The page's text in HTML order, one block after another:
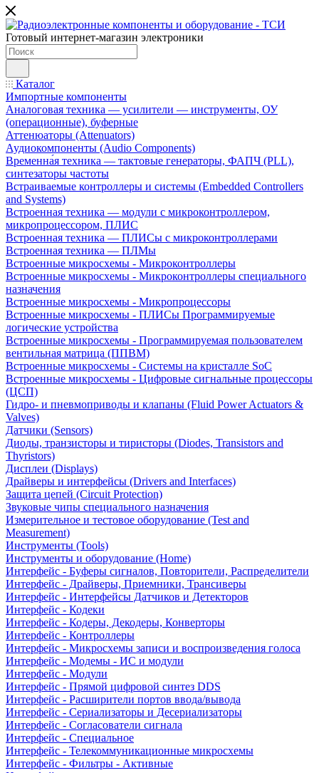
Готовый интернет-магазин электроники
Каталог
Импортные компоненты
Аналоговая техника — усилители — инструменты, ОУ
(операционные), буферные
Аттенюаторы (Attenuators)
Аудиокомпоненты (Audio Components)
Временна́я техника — тактовые генераторы, ФАПЧ (PLL),
синтезаторы частоты
Встраиваемые контроллеры и системы (Embedded Controllers
and Systems)
Встроенная техника — модули с микроконтроллером,
микропроцессором, ПЛИС
Встроенная техника — ПЛИСы с микроконтроллерами
Встроенная техника — ПЛМы
Встроенные микросхемы - Микроконтроллеры
Встроенные микросхемы - Микроконтроллеры специального
назначения
Встроенные микросхемы - Микропроцессоры
Встроенные микросхемы - ПЛИСы Программируемые
логические устройства
Встроенные микросхемы - Программируемая пользователем
вентильная матрица (ППВМ)
Встроенные микросхемы - Системы на кристалле SoC
Встроенные микросхемы - Цифровые сигнальные процессоры
(ЦСП)
Гидро- и пневмоприводы и клапаны (Fluid Power Actuators &
Valves)
Датчики (Sensors)
Диоды, транзисторы и тиристоры (Diodes, Transistors and
Thyristors)
Дисплеи (Displays)
Драйверы и интерфейсы (Drivers and Interfaces)
Защита цепей (Circuit Protection)
Звуковые чипы специального назначения
Измерительное и тестовое оборудование (Test and
Measurement)
Инструменты (Tools)
Инструменты и оборудование (Home)
Интерфейс - Буферы сигналов, Повторители, Распределители
Интерфейс - Драйверы, Приемники, Трансиверы
Интерфейс - Интерфейсы Датчиков и Детекторов
Интерфейс - Кодеки
Интерфейс - Кодеры, Декодеры, Конверторы
Интерфейс - Контроллеры
Интерфейс - Микросхемы записи и воспроизведения голоса
Интерфейс - Модемы - ИС и модули
Интерфейс - Модули
Интерфейс - Прямой цифровой синтез DDS
Интерфейс - Расширители портов ввода/вывода
Интерфейс - Сериализаторы и Десериализаторы
Интерфейс - Согласователи сигнала
Интерфейс - Специальное
Интерфейс - Телекоммуникационные микросхемы
Интерфейс - Фильтры - Активные